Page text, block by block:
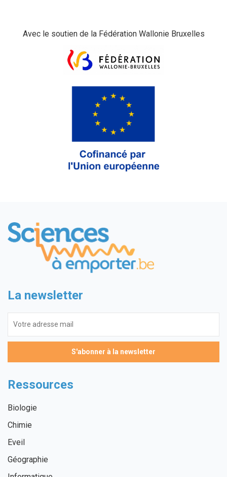
Avec le soutien de la Fédération Wallonie Bruxelles
La newsletter
Ressources
Biologie
Chimie
Eveil
Géographie